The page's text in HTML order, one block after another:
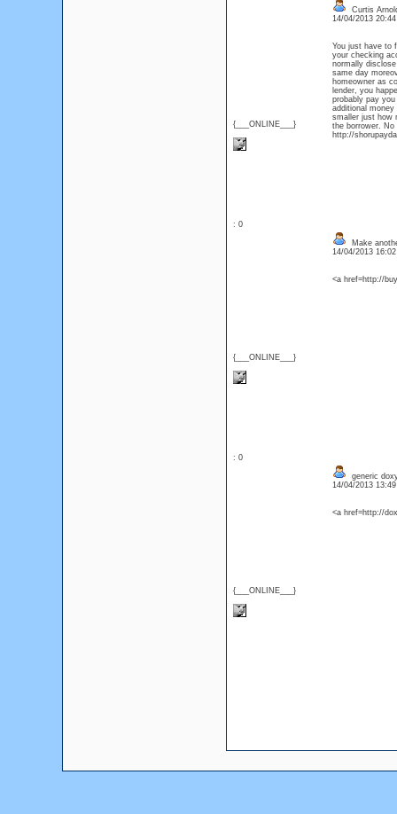
{___ONLINE___}
Curtis
14/04/2013
You just have to
your checking
normally
same day
homeowner as
lender, you
probably pay
additional
smaller just how
the borrower.
http://
: 0
{___ONLINE___}
Make
14/04/2013
<a href=http://
: 0
{___ONLINE___}
generic
14/04/2013
<a href=http://